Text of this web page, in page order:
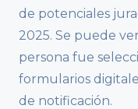
de potenciales
2025. Se puede
persona fue
formularios
de notificación.